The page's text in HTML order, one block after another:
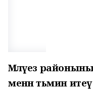
Мәләүез
менән тәьмин